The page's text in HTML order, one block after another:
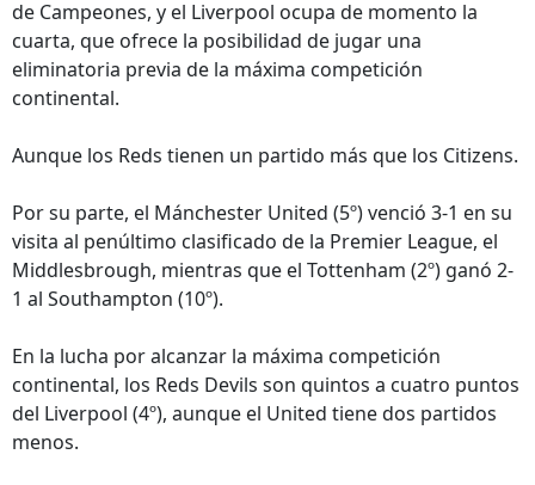
de Campeones, y el Liverpool ocupa de momento la
cuarta, que ofrece la posibilidad de jugar una
eliminatoria previa de la máxima competición
continental.
Aunque los Reds tienen un partido más que los Citizens.
Por su parte, el Mánchester United (5º) venció 3-1 en su
visita al penúltimo clasificado de la Premier League, el
Middlesbrough, mientras que el Tottenham (2º) ganó 2-
1 al Southampton (10º).
En la lucha por alcanzar la máxima competición
continental, los Reds Devils son quintos a cuatro puntos
del Liverpool (4º), aunque el United tiene dos partidos
menos.